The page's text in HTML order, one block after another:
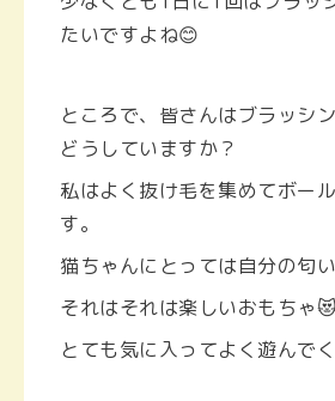
たいですよね😊
ところで、皆さんはブラッシ
どうしていますか？
私はよく抜け毛を集めてボー
す。
猫ちゃんにとっては自分の匂い
それはそれは楽しいおもちゃ😻
とても気に入ってよく遊んで